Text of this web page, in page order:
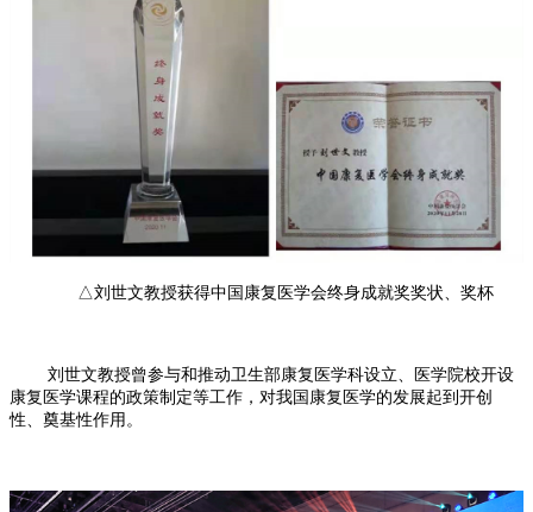
△刘世文教授获得中国康复医学会终身成就奖奖状、奖杯
刘世文教授曾参与和推动卫生部康复医学科设立、医学院校开设
康复医学课程的政策制定等工作，对我国康复医学的发展起到开创
性、奠基性作用。